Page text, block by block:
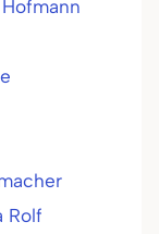
Rolf